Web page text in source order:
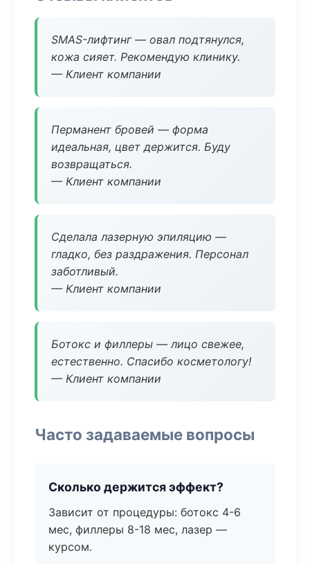
SMAS-лифтинг — овал подтянулся,
кожа сияет. Рекомендую клинику.
— Клиент компании
Перманент бровей — форма
идеальная, цвет держится. Буду
возвращаться.
— Клиент компании
Сделала лазерную эпиляцию —
гладко, без раздражения. Персонал
заботливый.
— Клиент компании
Ботокс и филлеры — лицо свежее,
естественно. Спасибо косметологу!
— Клиент компании
Часто задаваемые вопросы
Сколько держится эффект?
Зависит от процедуры: ботокс 4-6
мес, филлеры 8-18 мес, лазер —
курсом.